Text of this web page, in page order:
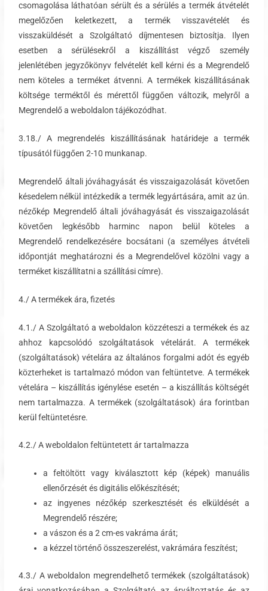
csomagolása láthatóan sérült és a sérülés a termék átvételét
megelőzően keletkezett, a termék visszavételét és
visszaküldését a Szolgáltató díjmentesen biztosítja. Ilyen
esetben a sérülésekről a kiszállítást végző személy
jelenlétében jegyzőkönyv felvételét kell kérni és a Megrendelő
nem köteles a terméket átvenni. A termékek kiszállításának
költsége terméktől és mérettől függően változik, melyről a
Megrendelő a weboldalon tájékozódhat.
3.18./ A megrendelés kiszállításának határideje a termék
típusától függően 2-10 munkanap.
Megrendelő általi jóváhagyását és visszaigazolását követően
késedelem nélkül intézkedik a termék legyártására, amit az ún.
nézőkép Megrendelő általi jóváhagyását és visszaigazolását
követően legkésőbb harminc napon belül köteles a
Megrendelő rendelkezésére bocsátani (a személyes átvételi
időpontját meghatározni és a Megrendelővel közölni vagy a
terméket kiszállítatni a szállítási címre).
4./ A termékek ára, fizetés
4.1./ A Szolgáltató a weboldalon közzéteszi a termékek és az
ahhoz kapcsolódó szolgáltatások vételárát. A termékek
(szolgáltatások) vételára az általános forgalmi adót és egyéb
közterheket is tartalmazó módon van feltüntetve. A termékek
vételára – kiszállítás igénylése esetén – a kiszállítás költségét
nem tartalmazza. A termékek (szolgáltatások) ára forintban
kerül feltüntetésre.
4.2./ A weboldalon feltüntetett ár tartalmazza
a feltöltött vagy kiválasztott kép (képek) manuális
ellenőrzését és digitális előkészítését;
az ingyenes nézőkép szerkesztését és elküldését a
Megrendelő részére;
a vászon és a 2 cm-es vakráma árát;
a kézzel történő összeszerelést, vakrámára feszítést;
4.3./ A weboldalon megrendelhető termékek (szolgáltatások)